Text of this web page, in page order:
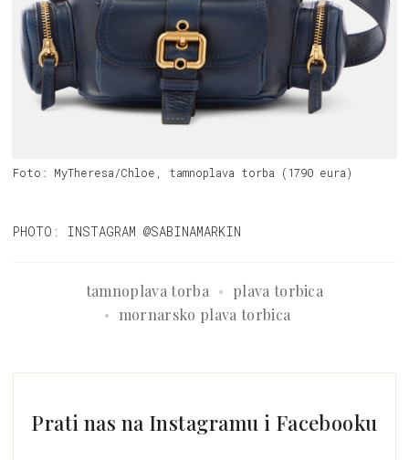
Foto: MyTheresa/Chloe, tamnoplava torba (1790 eura)
PHOTO: INSTAGRAM @SABINAMARKIN
tamnoplava torba
plava torbica
mornarsko plava torbica
Prati nas na Instagramu i Facebooku